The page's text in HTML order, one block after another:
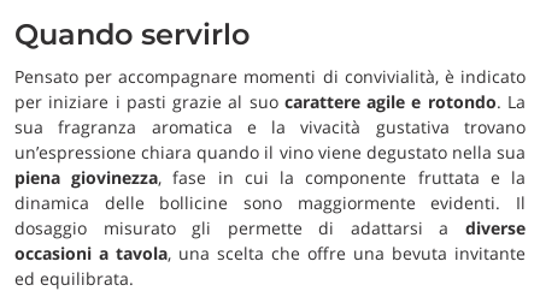
Quando servirlo
Pensato per accompagnare momenti di convivialità, è indicato
per iniziare i pasti grazie al suo carattere agile e rotondo. La
sua fragranza aromatica e la vivacità gustativa trovano
un’espressione chiara quando il vino viene degustato nella sua
piena giovinezza, fase in cui la componente fruttata e la
dinamica delle bollicine sono maggiormente evidenti. Il
dosaggio misurato gli permette di adattarsi a diverse
occasioni a tavola, una scelta che offre una bevuta invitante
ed equilibrata.